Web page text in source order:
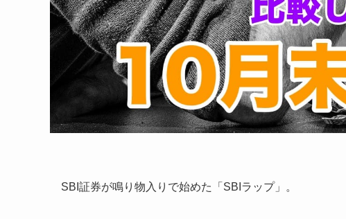
SBI証券が鳴り物入りで始めた「SBIラップ」。